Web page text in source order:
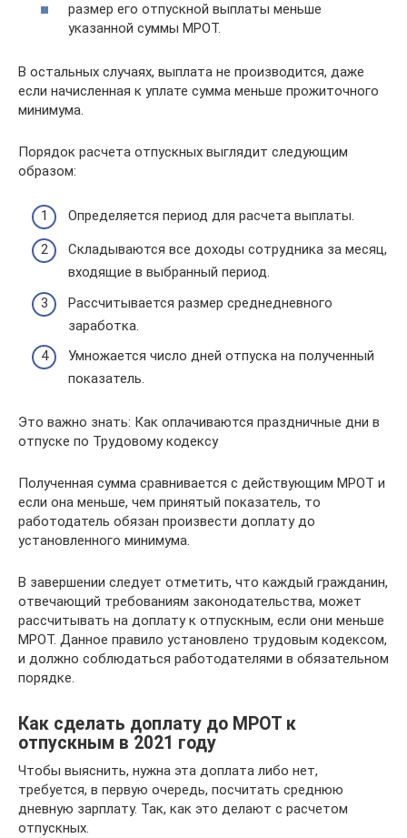
размер его отпускной выплаты меньше
указанной суммы МРОТ.
В остальных случаях, выплата не производится, даже
если начисленная к уплате сумма меньше прожиточного
минимума.
Порядок расчета отпускных выглядит следующим
образом:
Определяется период для расчета выплаты.
Складываются все доходы сотрудника за месяц,
входящие в выбранный период.
Рассчитывается размер среднедневного
заработка.
Умножается число дней отпуска на полученный
показатель.
Это важно знать: Как оплачиваются праздничные дни в
отпуске по Трудовому кодексу
Полученная сумма сравнивается с действующим МРОТ и
если она меньше, чем принятый показатель, то
работодатель обязан произвести доплату до
установленного минимума.
В завершении следует отметить, что каждый гражданин,
отвечающий требованиям законодательства, может
рассчитывать на доплату к отпускным, если они меньше
МРОТ. Данное правило установлено трудовым кодексом,
и должно соблюдаться работодателями в обязательном
порядке.
Как сделать доплату до МРОТ к
отпускным в 2021 году
Чтобы выяснить, нужна эта доплата либо нет,
требуется, в первую очередь, посчитать среднюю
дневную зарплату. Так, как это делают с расчетом
отпускных.